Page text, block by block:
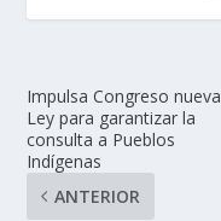
Impulsa Congreso nueva
Ley para garantizar la
consulta a Pueblos
Indígenas
ANTERIOR